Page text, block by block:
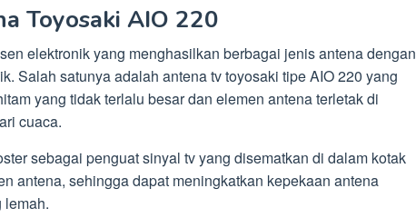
Toyosaki AIO 220
elektronik yang menghasilkan berbagai jenis antena dengan
Salah satunya adalah antena tv toyosaki tipe AIO 220 yang
yang tidak terlalu besar dan elemen antena terletak di
cuaca.
sebagai penguat sinyal tv yang disematkan di dalam kotak
antena, sehingga dapat meningkatkan kepekaan antena
lemah.